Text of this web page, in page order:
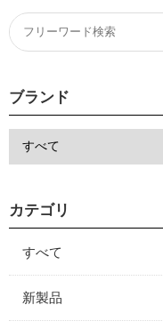
ブランド
カテゴリ
すべて
新製品